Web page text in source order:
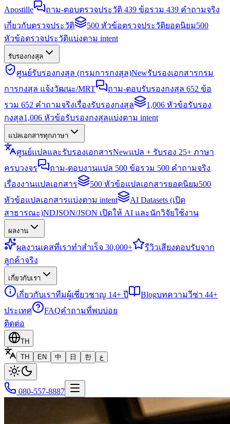
Apostille
ถาม-ตอบตรวจประวัติ 439 ข้อรวม 439 คำถามจริง
เกี่ยวกับตรวจประวัติ
500 หัวข้อตรวจประวัติยอดนิยม500
หัวข้อตรวจประวัติแบ่งตาม intent
รับรองกงสุล
ศูนย์รับรองกงสุล (กรมการกงสุล)Newรับรองเอกสารกรม
การกงสุล แจ้งวัฒนะ/MRT
ถาม-ตอบรับรองกงสุล 652 ข้อ
รวม 652 คำถามจริงเรื่องรับรองกงสุล
1,006 หัวข้อรับรอง
กงสุล1,006 หัวข้อรับรองกงสุลแบ่งตาม intent
แปลเอกสารทุกภาษา
ศูนย์แปลและรับรองเอกสารNewแปล + รับรอง 25+ ภาษา
ครบวงจร
ถาม-ตอบงานแปล 500 ข้อรวม 500 คำถามจริง
เรื่องงานแปลเอกสาร
500 หัวข้อแปลเอกสารยอดนิยม500
หัวข้อแปลเอกสารแบ่งตาม intent
AI Datasets (เปิด
สาธารณะ)NDJSON/JSON เปิดให้ AI และนักวิจัยใช้งาน
ผลงาน
ผลงานเคสที่เราทำสำเร็จ 30,000+ รีวิวเสียงตอบรับจาก
ลูกค้าจริง
เกี่ยวกับเรา
เกี่ยวกับเราทีมผู้เชี่ยวชาญ 14+ ปี Blogบทความวีซ่า 44+
ประเทศ
FAQคำถามที่พบบ่อย
ติดต่อ
TH
TH
EN 中 日 한 ع
080-557-8887